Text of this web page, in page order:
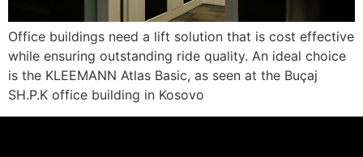
Office buildings need a lift solution that is cost effective
while ensuring outstanding ride quality. An ideal choice
is the KLEEMANN Atlas Basic, as seen at the Buçaj
SH.P.K office building in Kosovo